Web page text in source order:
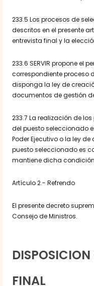
233.5 Los procesos de
descritos en el presente
entrevista final y la
233.6 SERVIR propone el
correspondiente proceso
disponga la ley de
documentos de gestión
233.7 La realización de
del puesto seleccionado
Poder Ejecutivo o la ley
puesto seleccionado es
mantiene dicha
Artículo 2.- Refrendo
El presente decreto
Consejo de Ministros.
FINAL